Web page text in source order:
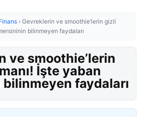
› Gevreklerin ve smoothie’lerin gizli
bilinmeyen faydaları
ve smoothie’lerin
İşte yaban
faydaları